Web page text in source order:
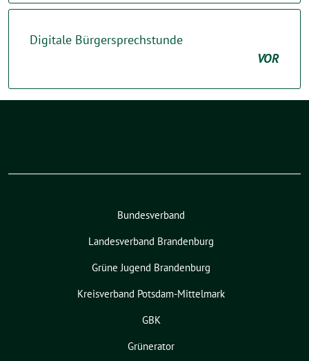
Digitale Bürgersprechstunde
VOR
Bundesverband
Landesverband Brandenburg
Grüne Jugend Brandenburg
Kreisverband Potsdam-Mittelmark
GBK
Grünerator